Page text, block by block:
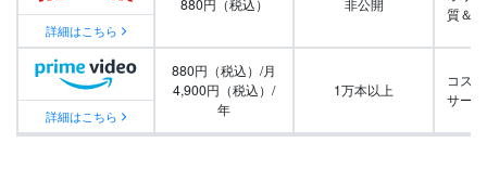
詳細はこちら
質＆
詳細はこちら
880円（税込）/月
4,900円（税込）/
年
1万本以上
コス
サー